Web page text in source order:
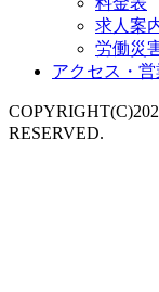
求人案
労働災
アクセス・営
RESERVED.